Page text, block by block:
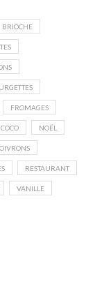
BRIOCHE
FROMAGES
NOËL
RESTAURANT
VANILLE